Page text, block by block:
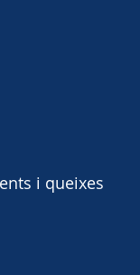
i queixes